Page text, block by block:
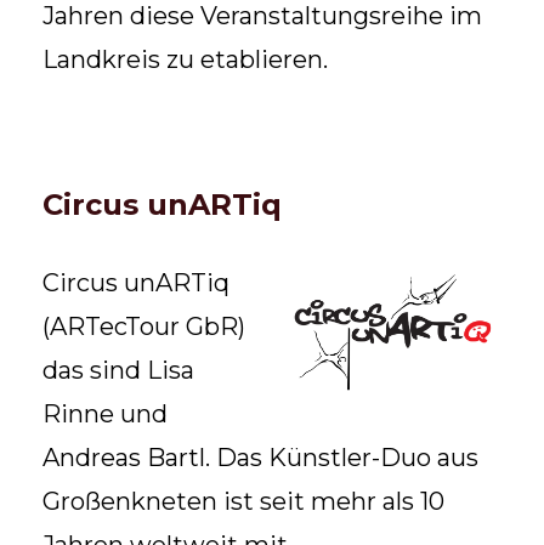
Jahren diese Veranstaltungsreihe im
Landkreis zu etablieren.
Circus unARTiq
Circus unARTiq
(ARTecTour GbR)
das sind Lisa
Rinne und
Andreas Bartl. Das Künstler-Duo aus
Großenkneten ist seit mehr als 10